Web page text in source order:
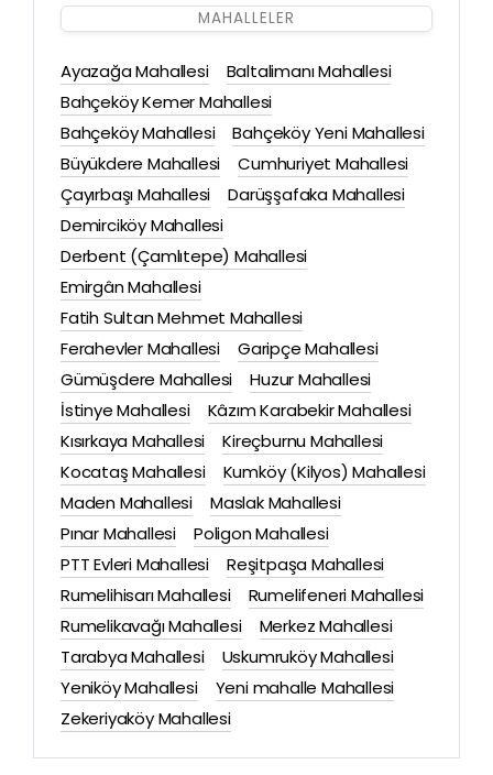
MAHALLELER
Ayazağa Mahallesi
Baltalimanı Mahallesi
Bahçeköy Kemer Mahallesi
Bahçeköy Mahallesi
Bahçeköy Yeni Mahallesi
Büyükdere Mahallesi
Cumhuriyet Mahallesi
Çayırbaşı Mahallesi
Darüşşafaka Mahallesi
Demirciköy Mahallesi
Derbent (Çamlıtepe) Mahallesi
Emirgân Mahallesi
Fatih Sultan Mehmet Mahallesi
Ferahevler Mahallesi
Garipçe Mahallesi
Gümüşdere Mahallesi
Huzur Mahallesi
İstinye Mahallesi
Kâzım Karabekir Mahallesi
Kısırkaya Mahallesi
Kireçburnu Mahallesi
Kocataş Mahallesi
Kumköy (Kilyos) Mahallesi
Maden Mahallesi
Maslak Mahallesi
Pınar Mahallesi
Poligon Mahallesi
PTT Evleri Mahallesi
Reşitpaşa Mahallesi
Rumelihisarı Mahallesi
Rumelifeneri Mahallesi
Rumelikavağı Mahallesi
Merkez Mahallesi
Tarabya Mahallesi
Uskumruköy Mahallesi
Yeniköy Mahallesi
Yeni mahalle Mahallesi
Zekeriyaköy Mahallesi